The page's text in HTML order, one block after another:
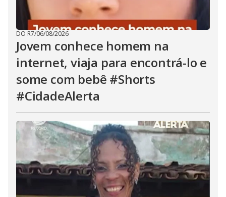
DO R7/06/08/2026
Jovem conhece homem na
internet, viaja para encontrá-lo e
some com bebê #Shorts
#CidadeAlerta